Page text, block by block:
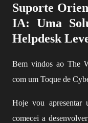
Suporte
IA: Uma
Helpdesk
Bem vindos ao The
com um Toque de
Hoje vou apresentar
comecei a